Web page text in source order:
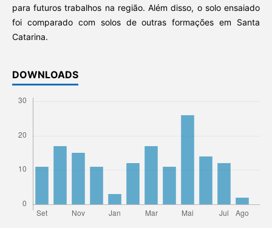
para futuros trabalhos na região. Além disso, o solo ensaiado
foi comparado com solos de outras formações em Santa
Catarina.
DOWNLOADS